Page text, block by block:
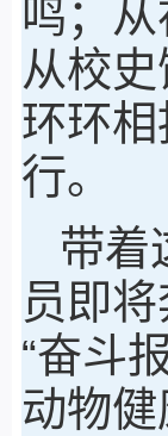
鸣；
从校
环环
行。
带着
员即
“奋斗
动物